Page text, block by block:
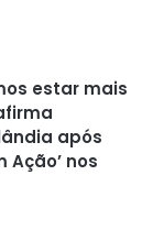
estar mais
após
Ação’ nos